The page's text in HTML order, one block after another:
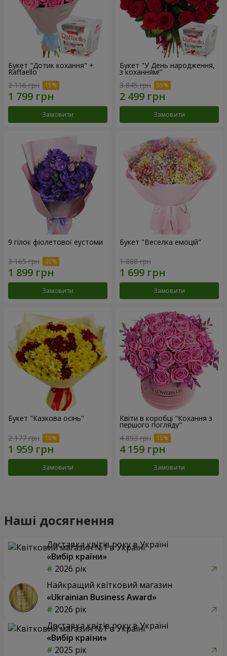
Букет "Дотик кохання" +
Raffaello
2 116 грн
Замовити
Букет "У День народження,
з коханням!"
3 845 грн
Замовити
9 гілок фіолетової еустоми
3 165 грн
Замовити
Букет "Веселка емоцій"
1 888 грн
Замовити
Букет "Казкова осінь"
2 177 грн
Замовити
Квіти в коробці "Кохання з
першого погляду"
4 893 грн
Замовити
Наші досягнення
Доставка квітів року в Україні
«Вибір країни»
2026 рік
Найкращий квітковий магазин
«Ukrainian Business Award»
2026 рік
Доставка квітів року в Україні
«Вибір країни»
2025 рік